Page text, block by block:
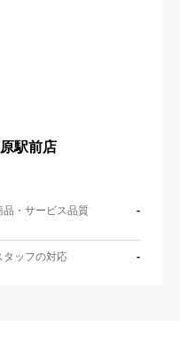
駅前店
品・サービス品質 -
タッフの対応 -